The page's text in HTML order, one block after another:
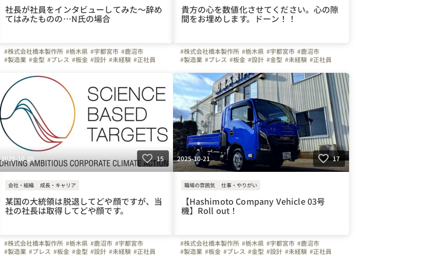
社長が社員をインタビューしてみた～辞め
てはみたものの…N氏の場合
#株式会社橋本製作所 #栃木県 #宇都宮市 #鹿沼市
#製造業 #金型 #プレス #板金 #設計 #未経験 #正社員
#週休二日制 #育休
#スキルアップ
#弊社のすごいところ
#社員紹介
貴方の心を数値化させてください。心の隙
間をお埋めします。ドーン！！
#株式会社橋本製作所 #栃木県 #宇都宮市 #鹿沼市
#製造業 #プレス #板金 #設計 #金型 #未経験 #正社員
#育休 #ものづくり #弊社のすごいところ #ビジョン
#自慢の福利厚生
2025-10-28 15
会社・組織 成長・キャリア
某国の大統領は脱退してどや顔ですが、当
社の社長は取得してどや顔です。
#株式会社橋本製作所 #栃木県 #鹿沼市 #宇都宮市
#製造業 #プレス #板金 #金型 #設計 #未経験 #正社員
2025-10-21 17
職場の雰囲気 仕事・やりがい
【Hashimoto Company Vehicle 03号
機】Roll out！
#株式会社橋本製作所 #栃木県 #宇都宮市 #鹿沼市
#製造業 #板金 #プレス #金型 #設計 #未経験 #正社員